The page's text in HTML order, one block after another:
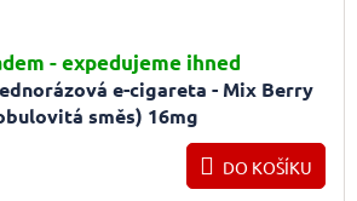
e-cigareta - Mix Berry
směs) 16mg
- expedujeme ihned
DO KOŠÍKU